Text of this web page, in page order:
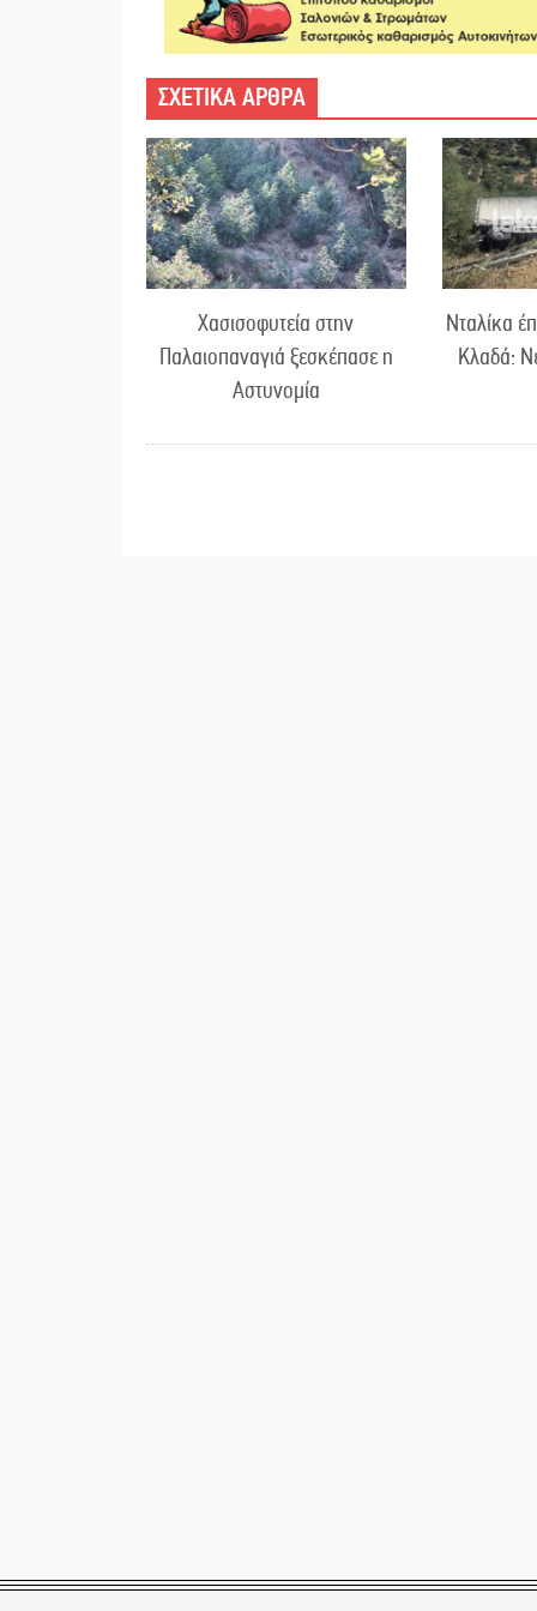
ΣΧΕΤΙΚΑ ΑΡΘΡΑ
Χασισοφυτεία στην
Παλαιοπαναγιά ξεσκέπασε η
Αστυνομία
Νταλίκα
Κλαδά: